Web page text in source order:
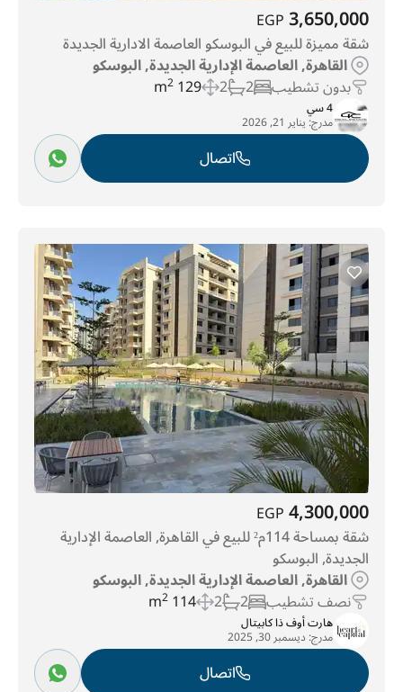
3,650,000
EGP
شقة مميزة للبيع في البوسكو العاصمة الادارية الجديدة
القاهرة, العاصمة الإدارية الجديدة, البوسكو
بدون تشطيب 2
2
129 m
2
4 سي
مدرج:يناير 21, 2026
اتصال
4,300,000
EGP
شقة بمساحة 114م² للبيع في القاهرة, العاصمة الإدارية
الجديدة, البوسكو
القاهرة, العاصمة الإدارية الجديدة, البوسكو
نصف تشطيب 2
2
114 m
2
هارت أوف ذا كابيتال
مدرج: ديسمبر 30, 2025
اتصال